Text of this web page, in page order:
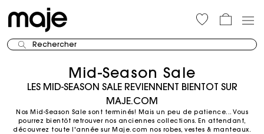
Rechercher
Mid-Season Sale
LES MID-SEASON SALE REVIENNENT BIENTOT SUR
MAJE.COM
Nos Mid-Season Sale sont terminés! Mais un peu de patience... Vous
pourrez bientôt retrouver nos anciennes collections. En attendant,
découvrez toute l'année sur Maje.com nos robes, vestes & manteaux.